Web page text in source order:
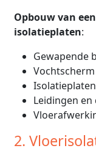
Opbouw van
isolatieplaten:
Gewapende
Isolatieplaten
Leidingen en
2.